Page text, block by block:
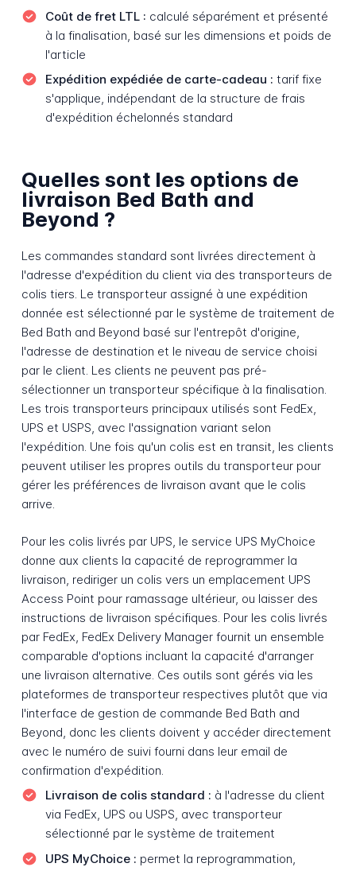
Coût de fret LTL : calculé séparément et présenté
à la finalisation, basé sur les dimensions et poids de
l'article
Expédition expédiée de carte-cadeau : tarif fixe
s'applique, indépendant de la structure de frais
d'expédition échelonnés standard
Quelles sont les options de
livraison Bed Bath and
Beyond ?
Les commandes standard sont livrées directement à
l'adresse d'expédition du client via des transporteurs de
colis tiers. Le transporteur assigné à une expédition
donnée est sélectionné par le système de traitement de
Bed Bath and Beyond basé sur l'entrepôt d'origine,
l'adresse de destination et le niveau de service choisi
par le client. Les clients ne peuvent pas pré-
sélectionner un transporteur spécifique à la finalisation.
Les trois transporteurs principaux utilisés sont FedEx,
UPS et USPS, avec l'assignation variant selon
l'expédition. Une fois qu'un colis est en transit, les clients
peuvent utiliser les propres outils du transporteur pour
gérer les préférences de livraison avant que le colis
arrive.
Pour les colis livrés par UPS, le service UPS MyChoice
donne aux clients la capacité de reprogrammer la
livraison, rediriger un colis vers un emplacement UPS
Access Point pour ramassage ultérieur, ou laisser des
instructions de livraison spécifiques. Pour les colis livrés
par FedEx, FedEx Delivery Manager fournit un ensemble
comparable d'options incluant la capacité d'arranger
une livraison alternative. Ces outils sont gérés via les
plateformes de transporteur respectives plutôt que via
l'interface de gestion de commande Bed Bath and
Beyond, donc les clients doivent y accéder directement
avec le numéro de suivi fourni dans leur email de
confirmation d'expédition.
Livraison de colis standard : à l'adresse du client
via FedEx, UPS ou USPS, avec transporteur
sélectionné par le système de traitement
UPS MyChoice : permet la reprogrammation,